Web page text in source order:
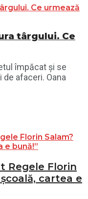
târgului. Ce
împăcat și se
afaceri. Oana
Regele Florin
cartea e